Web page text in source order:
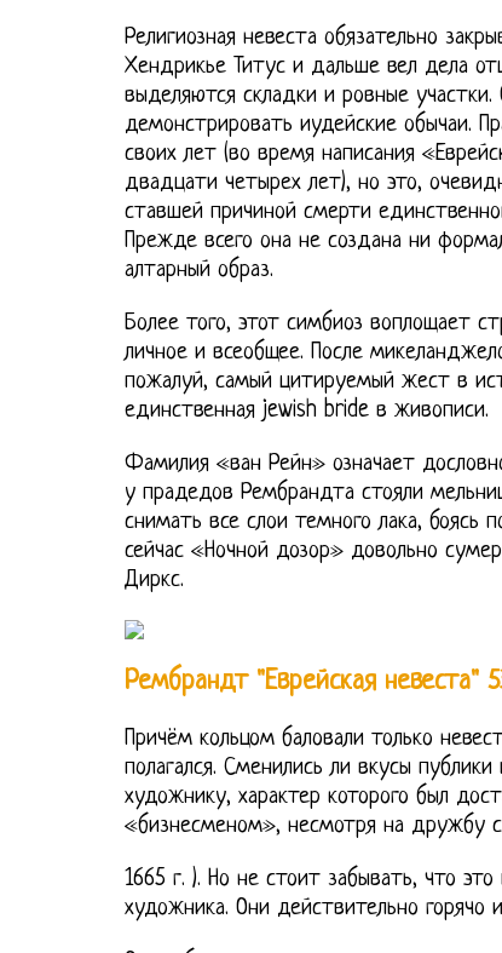
Религиозная невеста обязательно
Хендрикье Титус и дальше вел дела
выделяются складки и ровные
демонстрировать иудейские обычаи.
своих лет (во время написания
двадцати четырех лет), но это,
ставшей причиной смерти
Прежде всего она не создана ни
алтарный образ.
Более того, этот симбиоз воплощает
личное и всеобщее. После
пожалуй, самый цитируемый жест в
единственная jewish bride в живописи.
Фамилия «ван Рейн» означает
у прадедов Рембрандта стояли
снимать все слои темного лака, боясь
сейчас «Ночной дозор» довольно
Диркс.
Рембрандт "Еврейская невеста"
Причём кольцом баловали только
полагался. Сменились ли вкусы
художнику, характер которого был
«бизнесменом», несмотря на дружбу
1665 г. ). Но не стоит забывать, что
художника. Они действительно горячо